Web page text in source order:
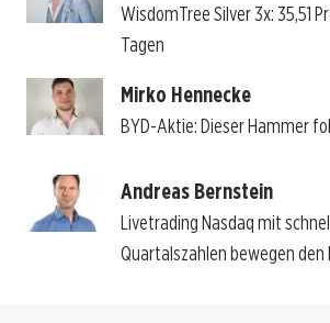
WisdomTree Silver 3x: 35,51
Tagen
Mirko Hennecke
BYD-Aktie: Dieser Hammer
Andreas Bernstein
Livetrading Nasdaq mit
Quartalszahlen bewegen den